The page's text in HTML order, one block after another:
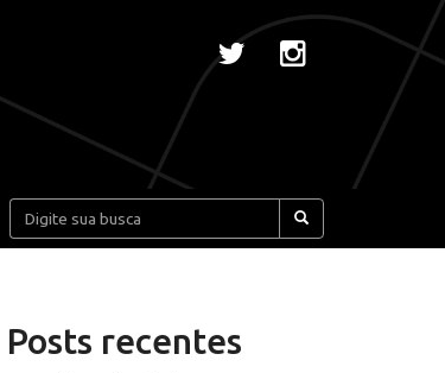
Pesquisar:
Posts recentes